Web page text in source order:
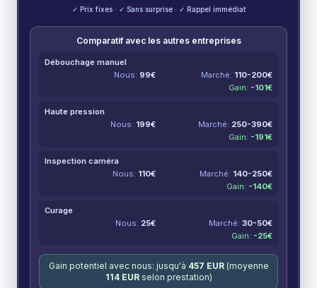
✓ Prix fixes · ✓ Sans surprise · ✓ Rappel immédiat
Comparatif avec les autres entreprises
Débouchage manuel
Nous: 99€ Marché: 110-200€
Gain: -101€
Haute pression
Nous: 199€ Marché: 250-390€
Gain: -191€
Inspection caméra
Nous: 110€ Marché: 140-250€
Gain: -140€
Curage
Nous: 25€ Marché: 30-50€
Gain: -25€
Gain potentiel avec nous: jusqu'à 457 EUR(moyenne
114EURselon prestation)